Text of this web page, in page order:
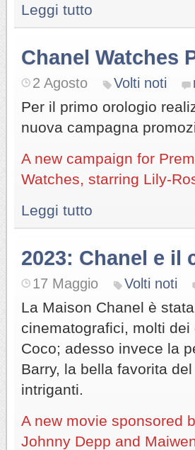
Leggi tutto
Chanel Watches
2 Agosto Volti noti
Per il primo orologio
nuova campagna
A new campaign for
Watches, starring Lily-
Leggi tutto
2023: Chanel e il
17 Maggio Volti noti
La Maison Chanel è
cinematografici, molti
Coco; adesso invece la
Barry, la bella favorita
intriganti.
A new movie sponsored
Johnny Depp and